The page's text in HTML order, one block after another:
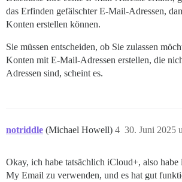
das Erfinden gefälschter E-Mail-Adressen,
Konten erstellen können.
Sie müssen entscheiden, ob Sie zulassen
Konten mit E-Mail-Adressen erstellen, die
Adressen sind, scheint es.
notriddle (Michael Howell) 30. Juni 2025
4
Okay, ich habe tatsächlich iCloud+, also
My Email zu verwenden, und es hat gut